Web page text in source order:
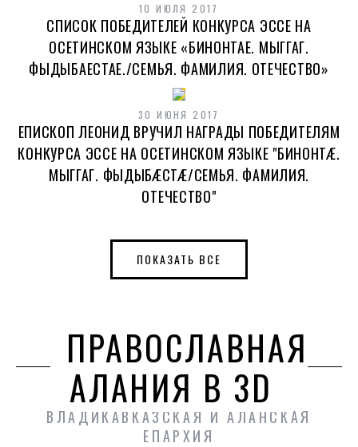
10 ИЮЛЯ 2017
СПИСОК ПОБЕДИТЕЛЕЙ КОНКУРСА ЭССЕ НА
ОСЕТИНСКОМ ЯЗЫКЕ «БИНОНТАЕ. МЫГГАГ.
ФЫДЫБАЕСТАЕ./СЕМЬЯ. ФАМИЛИЯ. ОТЕЧЕСТВО»
30 ИЮНЯ 2017
ЕПИСКОП ЛЕОНИД ВРУЧИЛ НАГРАДЫ ПОБЕДИТЕЛЯМ
КОНКУРСА ЭССЕ НА ОСЕТИНСКОМ ЯЗЫКЕ "БИНОНТÆ.
МЫГГАГ. ФЫДЫБÆСТÆ/СЕМЬЯ. ФАМИЛИЯ.
ОТЕЧЕСТВО"
ПОКАЗАТЬ ВСЕ
ПРАВОСЛАВНАЯ
АЛАНИЯ В 3D
ВЛАДИКАВКАЗСКАЯ И АЛАНСКАЯ
ЕПАРХИЯ